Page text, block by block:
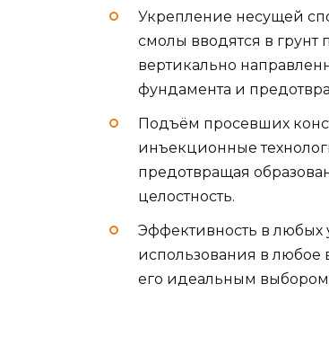
Укрепление несущей
смолы вводятся в грунт
вертикально
фундамента и
Подъём просевших
инъекционные
предотвращая
целостность.
Эффективность в любых
использования в любое
его идеальным выбором